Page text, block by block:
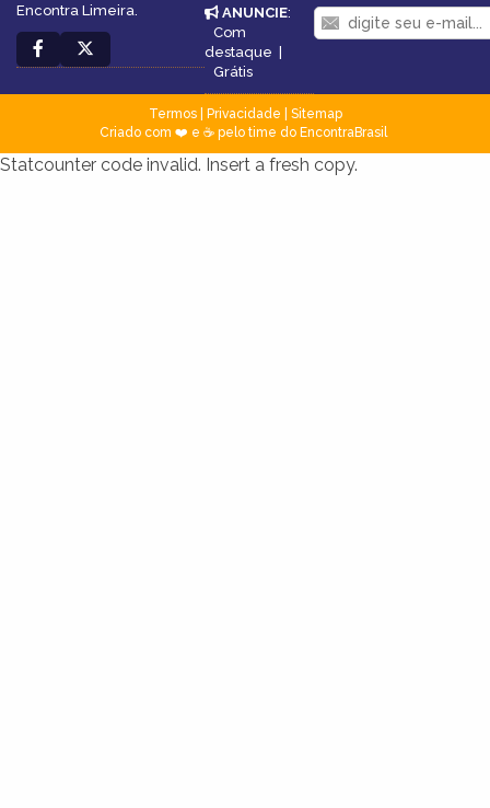
Encontra Limeira.
ANUNCIE:
Com
destaque |
Grátis
Termos| Privacidade
Sitemap
Criado com ❤️ e ☕ pelo time do EncontraBrasil
Statcounter code invalid. Insert a fresh copy.